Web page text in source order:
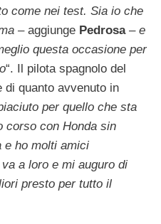
come nei test. Sia io che
– aggiunge Pedrosa – e
questa occasione per
“. Il pilota spagnolo del
di quanto avvenuto in
per quello che sta
corso con Honda sin
e ho molti amici
a loro e mi auguro di
presto per tutto il